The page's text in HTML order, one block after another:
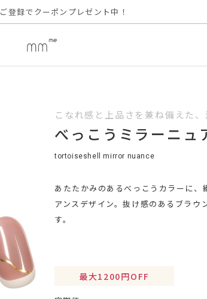
ご登録でクーポンプレゼント中！
こなれ感と上品さを兼ね備えた
べっこうミラーニュ
tortoiseshell mirror nuance
あたたかみのあるべっこうカラーに、
アンスデザイン。抜け感のあるブラウ
す。
最大1200円OFF